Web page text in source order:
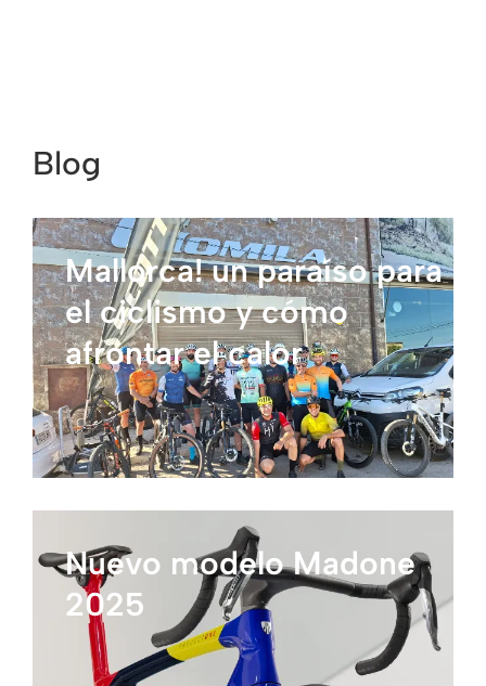
Blog
Mallorca! un paraíso para
el ciclismo y cómo
afrontar el calor
Nuevo modelo Madone
2025